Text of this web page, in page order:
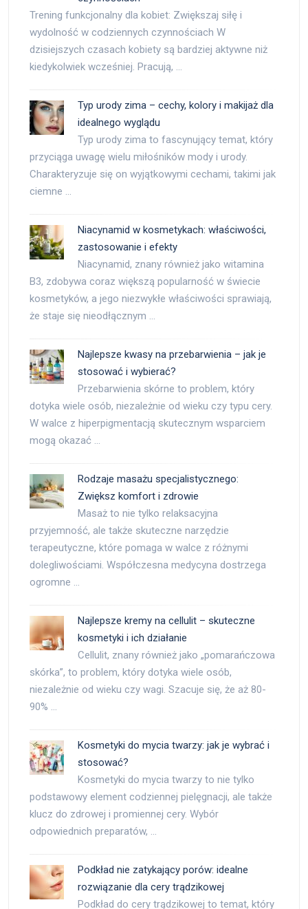
Trening funkcjonalny dla kobiet: Zwiększaj siłę i
wydolność w codziennych czynnościach W
dzisiejszych czasach kobiety są bardziej aktywne niż
kiedykolwiek wcześniej. Pracują, …
Typ urody zima – cechy, kolory i makijaż dla
idealnego wyglądu
Typ urody zima to fascynujący temat, który
przyciąga uwagę wielu miłośników mody i urody.
Charakteryzuje się on wyjątkowymi cechami, takimi jak
ciemne …
Niacynamid w kosmetykach: właściwości,
zastosowanie i efekty
Niacynamid, znany również jako witamina
B3, zdobywa coraz większą popularność w świecie
kosmetyków, a jego niezwykłe właściwości sprawiają,
że staje się nieodłącznym …
Najlepsze kwasy na przebarwienia – jak je
stosować i wybierać?
Przebarwienia skórne to problem, który
dotyka wiele osób, niezależnie od wieku czy typu cery.
W walce z hiperpigmentacją skutecznym wsparciem
mogą okazać …
Rodzaje masażu specjalistycznego:
Zwiększ komfort i zdrowie
Masaż to nie tylko relaksacyjna
przyjemność, ale także skuteczne narzędzie
terapeutyczne, które pomaga w walce z różnymi
dolegliwościami. Współczesna medycyna dostrzega
ogromne …
Najlepsze kremy na cellulit – skuteczne
kosmetyki i ich działanie
Cellulit, znany również jako „pomarańczowa
skórka”, to problem, który dotyka wiele osób,
niezależnie od wieku czy wagi. Szacuje się, że aż 80-
90% …
Kosmetyki do mycia twarzy: jak je wybrać i
stosować?
Kosmetyki do mycia twarzy to nie tylko
podstawowy element codziennej pielęgnacji, ale także
klucz do zdrowej i promiennej cery. Wybór
odpowiednich preparatów, …
Podkład nie zatykający porów: idealne
rozwiązanie dla cery trądzikowej
Podkład do cery trądzikowej to temat, który